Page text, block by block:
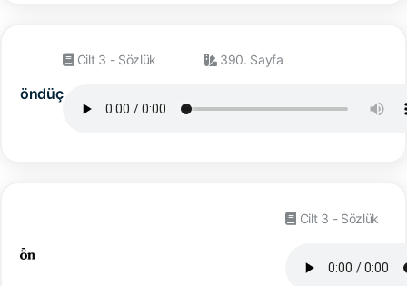
öndüç
Cilt 3 - Sözlük 390. Sayfa
Cilt 3 - Sözlük